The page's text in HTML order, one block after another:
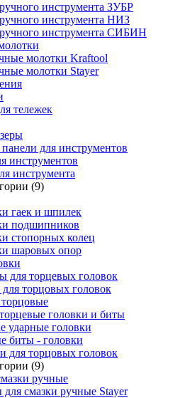
инструмента ЗУБР
инструмента НИЗ
инструмента СИБИН
молотки Kraftool
молотки Stayer
тележек
для инструментов
инструментов
инструмента
(9)
гаек и шпилек
подшипников
стопорных колец
шаровых опор
для торцевых головок
торцовых головок
головки и биты
ударные головки
биты - головки
для торцовых головок
(9)
ручные
смазки ручные Stayer